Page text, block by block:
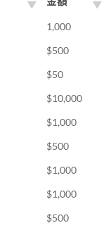
1,000
$500
$50
$10,000
$1,000
$500
$1,000
$1,000
$500